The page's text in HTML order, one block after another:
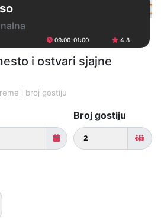
09:00-01:00 4.8
i ostvari sjajne
i broj gostiju
Broj gostiju